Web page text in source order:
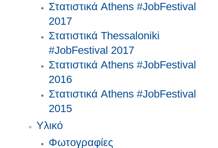
Στατιστικά Athens #JobFestival
2017
Στατιστικά Thessaloniki
#JobFestival 2017
Στατιστικά Athens #JobFestival
2016
Στατιστικά Athens #JobFestival
2015
Υλικό
Φωτογραφίες